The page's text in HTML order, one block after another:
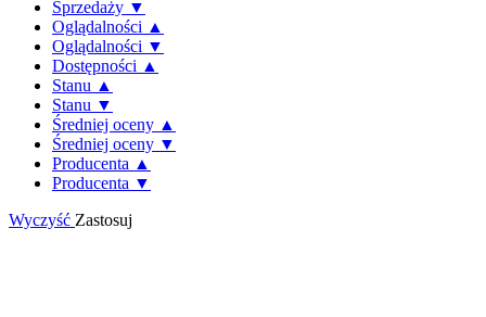
Sprzedaży ▼
Oglądalności ▲
Oglądalności ▼
Dostępności ▲
Stanu ▲
Stanu ▼
Średniej oceny ▲
Średniej oceny ▼
Producenta ▲
Producenta ▼
Wyczyść Zastosuj